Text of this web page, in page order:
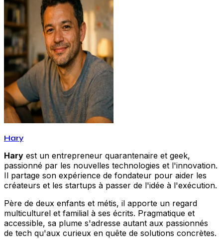
Hary
Hary est un entrepreneur quarantenaire et geek,
passionné par les nouvelles technologies et l'innovation.
Il partage son expérience de fondateur pour aider les
créateurs et les startups à passer de l'idée à l'exécution.
Père de deux enfants et métis, il apporte un regard
multiculturel et familial à ses écrits. Pragmatique et
accessible, sa plume s'adresse autant aux passionnés
de tech qu'aux curieux en quête de solutions concrètes.